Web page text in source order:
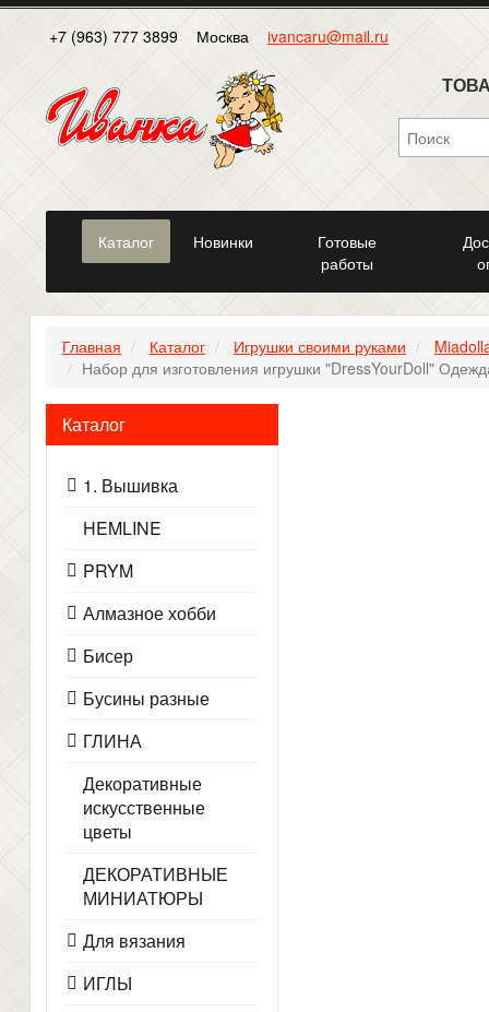
+7 (963) 777 3899 Москва ivancaru@mail.ru
Каталог Новинки
Готовые
работы
Главная Каталог Игрушки своими руками
Набор для изготовления игрушки "DressYourDoll"
Каталог
1. Вышивка
HEMLINE
PRYM
Алмазное хобби
Бисер
Бусины разные
ГЛИНА
Декоративные
искусственные
цветы
ДЕКОРАТИВНЫЕ
МИНИАТЮРЫ
Для вязания
ИГЛЫ